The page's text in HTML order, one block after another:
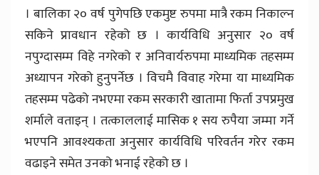
। बालिका २० वर्ष पुगेपछि एकमुष्ट रुपमा मात्रै रकम निकाल्न
सकिने प्रावधान रहेको छ । कार्यविधि अनुसार २० वर्ष
नपुग्दासम्म विहे नगरेको र अनिवार्यरुपमा माध्यमिक तहसम्म
अध्यापन गरेको हुनुपर्नेछ । विचमै विवाह गरेमा या माध्यमिक
तहसम्म पढेको नभएमा रकम सरकारी खातामा फिर्ता उपप्रमुख
शर्माले वताइन् । तत्काललाई मासिक १ सय रुपैया जम्मा गर्ने
भएपनि आवश्यकता अनुसार कार्यविधि परिवर्तन गरेर रकम
वढाइने समेत उनको भनाई रहेको छ ।